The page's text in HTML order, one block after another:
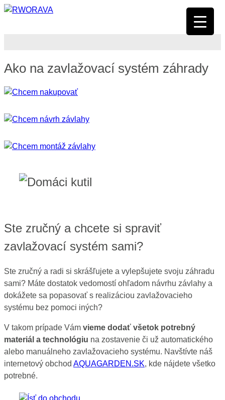
Ako na zavlažovací systém záhrady
Ste zručný a chcete si spraviť
zavlažovací systém sami?
Ste zručný a radi si skrášľujete a vylepšujete svoju záhradu
sami? Máte dostatok vedomostí ohľadom návrhu závlahy a
dokážete sa popasovať s realizáciou zavlažovacieho
systému bez pomoci iných?
V takom prípade Vám vieme dodať všetok potrebný
materiál a technológiu na zostavenie či už automatického
alebo manuálneho zavlažovacieho systému. Navštívte náš
internetový obchod AQUAGARDEN.SK, kde nájdete všetko
potrebné.